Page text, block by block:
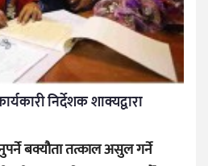
निर्देशक शाक्यद्वारा
बक्यौता तत्काल असुल गर्ने